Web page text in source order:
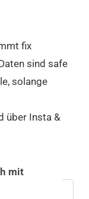
fix
sind safe
solange
über Insta &
mit